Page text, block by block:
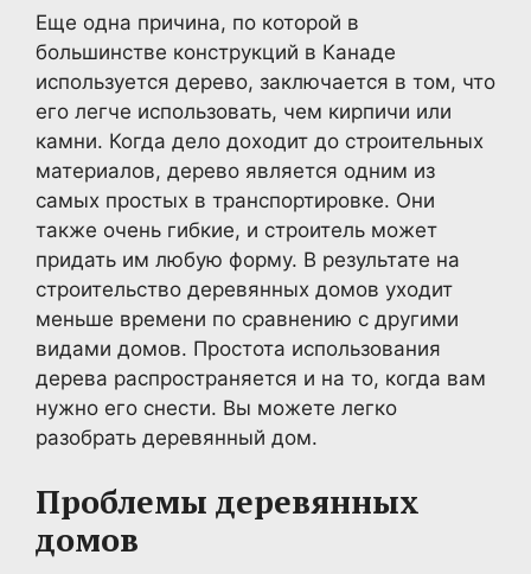
Еще одна причина, по которой в
большинстве конструкций в Канаде
используется дерево, заключается в том, что
его легче использовать, чем кирпичи или
камни. Когда дело доходит до строительных
материалов, дерево является одним из
самых простых в транспортировке. Они
также очень гибкие, и строитель может
придать им любую форму. В результате на
строительство деревянных домов уходит
меньше времени по сравнению с другими
видами домов. Простота использования
дерева распространяется и на то, когда вам
нужно его снести. Вы можете легко
разобрать деревянный дом.
Проблемы деревянных
домов